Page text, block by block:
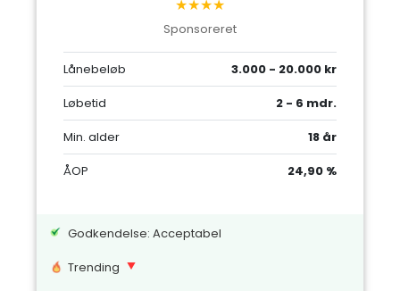
★★★★
Sponsoreret
Lånebeløb
3.000 - 20.000 kr
Løbetid
2 - 6 mdr.
Min. alder
18 år
ÅOP
24,90 %
Godkendelse: Acceptabel
Trending